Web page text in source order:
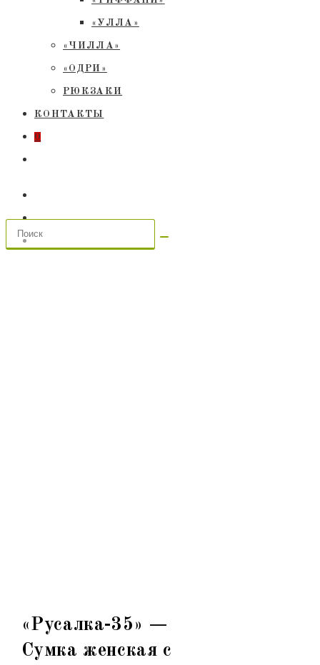
«УЛЛА»
«ЧИЛЛА»
«ОДРИ»
РЮКЗАКИ
КОНТАКТЫ
0
«Русалка-35» —
Сумка женская с